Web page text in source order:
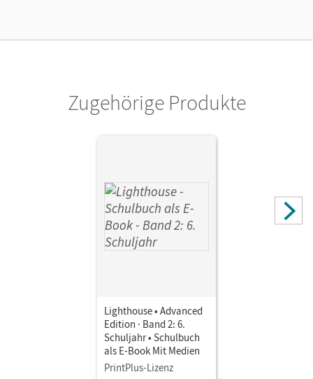
Zugehörige Produkte
Lighthouse • Advanced
Edition · Band 2: 6.
Schuljahr • Schulbuch
als E-Book Mit Medien
PrintPlus-Lizenz